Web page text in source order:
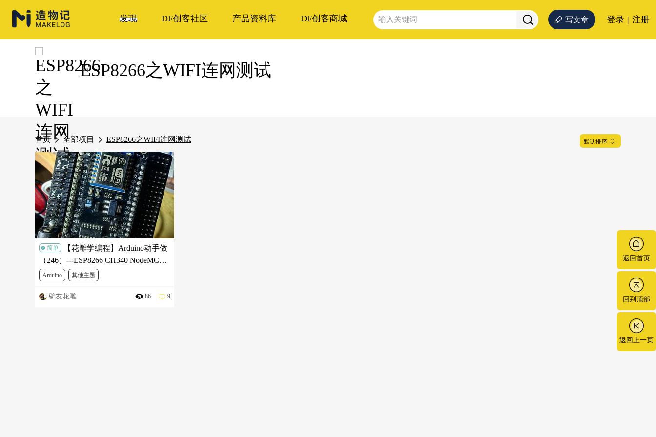
发现 DF创客社区 产品资料库 DF创客商城 写文章 登录 | 注册
返回首页
回到顶部
返回上一页
ESP8266之WIFI连网测试
首页 全部项目 ESP8266之WIFI连网测试
简单
【花雕学编程】Arduino动手做
（246）---ESP8266 CH340 NodeMCU
Lua V3开发板之WIFI连网测试
Arduino 其他主题
ESP8266之WIFI连网测试 Arduino动手做
驴友花雕 86 9